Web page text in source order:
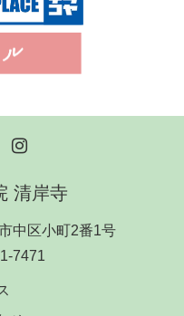
清岸寺
中区小町2番1号
7471